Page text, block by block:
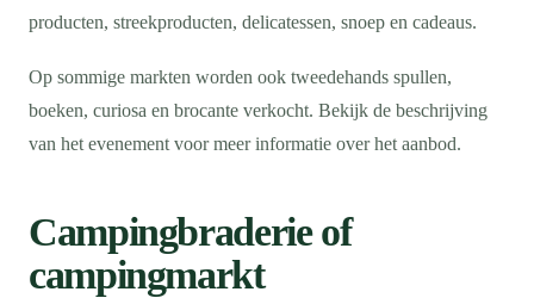
producten, streekproducten, delicatessen, snoep en cadeaus.
Op sommige markten worden ook tweedehands spullen,
boeken, curiosa en brocante verkocht. Bekijk de beschrijving
van het evenement voor meer informatie over het aanbod.
Campingbraderie of
campingmarkt